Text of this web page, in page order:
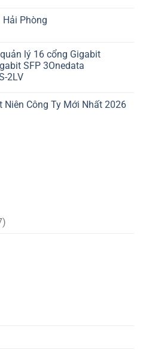
Hải Phòng
lý 16 cổng Gigabit
SFP 3Onedata
2LV
Niên Công Ty Mới Nhất 2026